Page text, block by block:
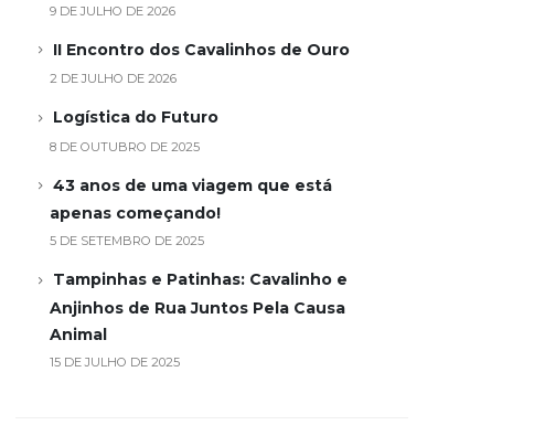
9 DE JULHO DE 2026
II Encontro dos Cavalinhos de Ouro
2 DE JULHO DE 2026
Logística do Futuro
8 DE OUTUBRO DE 2025
43 anos de uma viagem que está
apenas começando!
5 DE SETEMBRO DE 2025
Tampinhas e Patinhas: Cavalinho e
Anjinhos de Rua Juntos Pela Causa
Animal
15 DE JULHO DE 2025